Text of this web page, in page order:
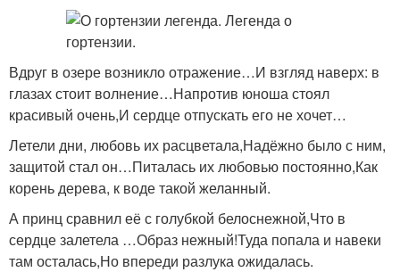
Вдруг в озере возникло отражение…И взгляд наверх: в
глазах стоит волнение…Напротив юноша стоял
красивый очень,И сердце отпускать его не хочет…
Летели дни, любовь их расцветала,Надёжно было с ним,
защитой стал он…Питалась их любовью постоянно,Как
корень дерева, к воде такой желанный.
А принц сравнил её с голубкой белоснежной,Что в
сердце залетела …Образ нежный!Туда попала и навеки
там осталась,Но впереди разлука ожидалась.